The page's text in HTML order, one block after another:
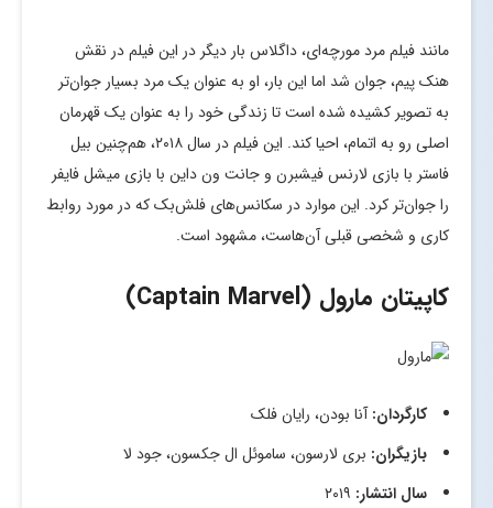
مانند فیلم مرد مورچه‌ای، داگلاس بار دیگر در این فیلم در نقش
هنک پیم، جوان شد اما این بار، او به عنوان یک مرد بسیار جوان‌تر
به تصویر کشیده شده است تا زندگی خود را به عنوان یک قهرمان
اصلی رو به اتمام، احیا کند. این فیلم در سال ۲۰۱۸، هم‌چنین بیل
فاستر با بازی لارنس فیشبرن و جانت ون داین با بازی میشل فایفر
را جوان‌تر کرد. این موارد در سکانس‌های فلش‌بک که در مورد روابط
کاری و شخصی قبلی آن‌هاست، مشهود است.
کاپیتان مارول (Captain Marvel)
کارگردان:آنا بودن، رایان فلک
بازیگران: بری لارسون، ساموئل ال جکسون، جود لا
سال انتشار: ۲۰۱۹